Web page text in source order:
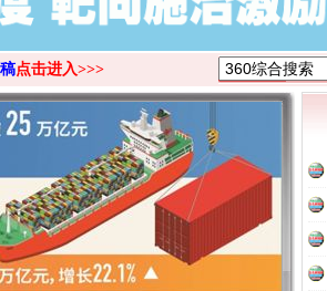
点击进入>>>